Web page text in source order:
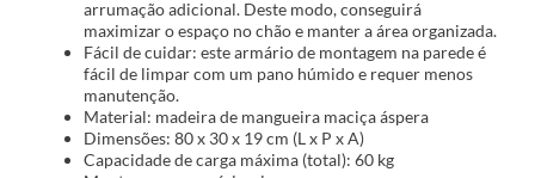
arrumação adicional. Deste modo, conseguirá
maximizar o espaço no chão e manter a área organizada.
Fácil de cuidar: este armário de montagem na parede é
fácil de limpar com um pano húmido e requer menos
manutenção.
Material: madeira de mangueira maciça áspera
Dimensões: 80 x 30 x 19 cm (L x P x A)
Capacidade de carga máxima (total): 60 kg